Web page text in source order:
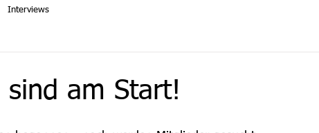
Interviews
sind am Start!